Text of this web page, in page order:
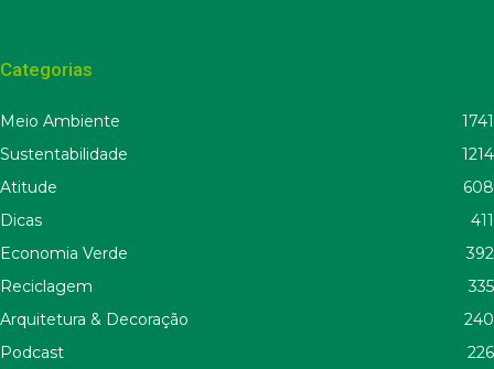
Categorias
Meio Ambiente
1741
Sustentabilidade
1214
Atitude
608
Dicas
411
Economia Verde
392
Reciclagem
335
Arquitetura & Decoração
240
Podcast
226